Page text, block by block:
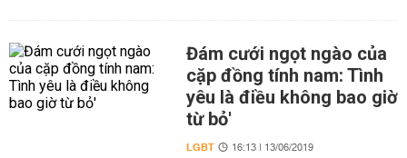
Đám cưới ngọt ngào của
cặp đồng tính nam: Tình
yêu là điều không bao giờ
từ bỏ'
LGBT 16:13 | 13/06/2019